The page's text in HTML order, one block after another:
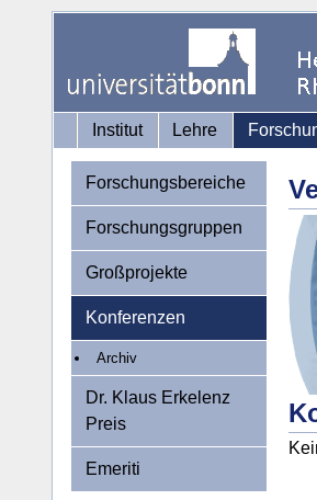
Institut Lehre
Forschungsbereiche
Forschungsgruppen
Großprojekte
Konferenzen
Archiv
Dr. Klaus Erkelenz
Preis
Emeriti